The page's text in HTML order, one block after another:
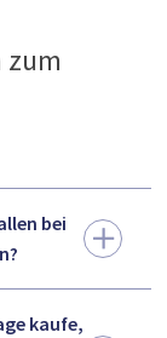
zum
bei
kaufe,